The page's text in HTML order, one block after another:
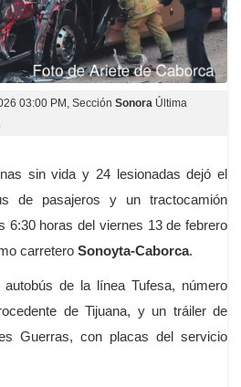
03:00 PM , Sección Sonora Última
sin vida y 24 lesionadas dejó el
de pasajeros y un tractocamión
6:30 horas del viernes 13 de febrero
carretero Sonoyta-Caborca.
de la línea Tufesa, número
de Tijuana, y un tráiler de
Guerras, con placas del servicio